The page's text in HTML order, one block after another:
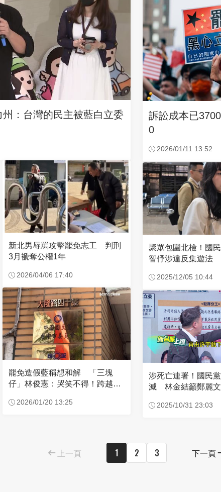
：台灣的民主被藍白立委
新北男辱罵攻擊罷免志工 判刑
3月褫奪公權1年
2026/04/06 17:40
罷免造假藍稱想和解 「三塊
仔」林俊憲：哭笑不得！跨越紅
2026/01/20 13:25
訴訟成本已
0
2026/01/11 13:52
聚眾包圍北檢！國
智伃涉違反集遊法
2025/12/05 10:44
涉死亡連署！國民
滅 林金結籲鄭麗
2025/10/31 23:03
上一頁 1 2 3 下一頁